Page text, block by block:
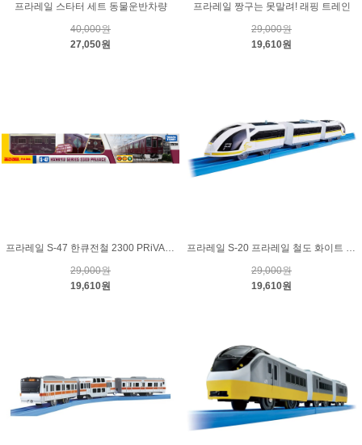
프라레일 스타터 세트 동물운반차량
40,000원
27,050원
프라레일 짱구는 못말려! 래핑 트레인
29,000원
19,610원
프라레일 S-47 한큐전철 2300 PRiVACE
29,000원
19,610원
프라레일 S-20 프라레일 철도 화이트 스트림
29,000원
19,610원